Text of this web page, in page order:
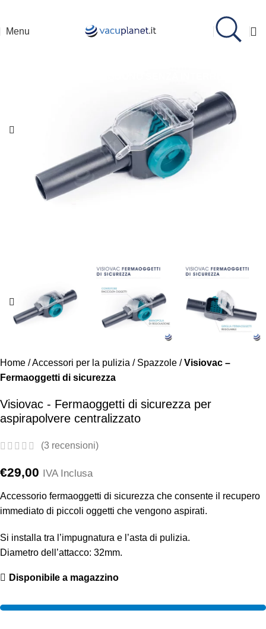
Menu
Home /Accessori per la pulizia / Spazzole /Visiovac –
Fermaoggetti di sicurezza
Visiovac - Fermaoggetti di sicurezza per
aspirapolvere centralizzato
(3 recensioni)
€29,00 IVA Inclusa
Accessorio fermaoggetti di sicurezza che consente il recupero
immediato di piccoli oggetti che vengono aspirati.
Si installa tra l’impugnatura e l’asta di pulizia.
Diametro dell’attacco: 32mm.
Disponibile a magazzino